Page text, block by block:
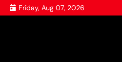
Skip
to
Friday, Aug 07, 2026